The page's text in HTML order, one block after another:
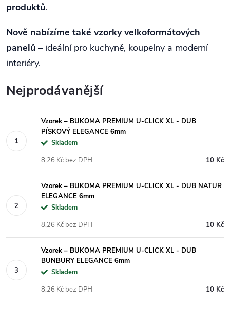
produktů.
Nově nabízíme také vzorky velkoformátových
panelů – ideální pro kuchyně, koupelny a moderní
interiéry.
Nejprodávanější
Vzorek – BUKOMA PREMIUM U-CLICK XL - DUB
PÍSKOVÝ ELEGANCE 6mm
Skladem
10 Kč
8,26 Kč bez DPH
Vzorek – BUKOMA PREMIUM U-CLICK XL - DUB NATUR
ELEGANCE 6mm
Skladem
10 Kč
8,26 Kč bez DPH
Vzorek – BUKOMA PREMIUM U-CLICK XL - DUB
BUNBURY ELEGANCE 6mm
Skladem
10 Kč
8,26 Kč bez DPH